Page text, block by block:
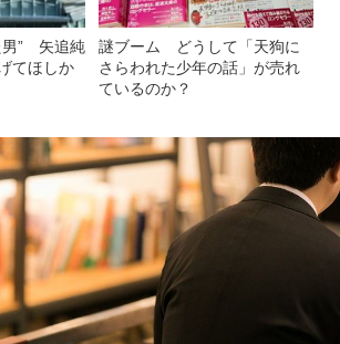
男” 矢追純
てほしか
謎ブーム どうして「天狗に
さらわれた少年の話」が売れ
ているのか？